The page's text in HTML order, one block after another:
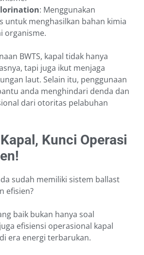
: Menggunakan
untuk menghasilkan bahan kimia
organisme.
BWTS, kapal tidak hanya
tapi juga ikut menjaga
laut. Selain itu, penggunaan
anda menghindari denda dan
dari otoritas pelabuhan
Kunci Operasi
sudah memiliki sistem ballast
efisien?
baik bukan hanya soal
efisiensi operasional kapal
era energi terbarukan.